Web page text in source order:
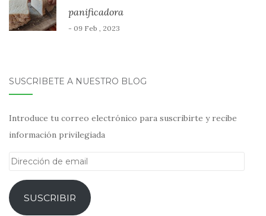
panificadora
- 09 Feb , 2023
SUSCRÍBETE A NUESTRO BLOG
Introduce tu correo electrónico para suscribirte y recibe
información privilegiada
Dirección
emailSUSCRIBIR